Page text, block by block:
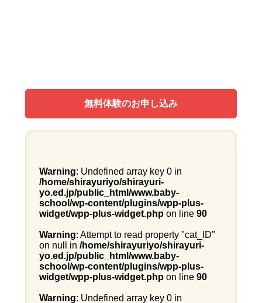
無料体験のお申し込み
Warning: Undefined array key 0 in
/home/shirayuriyo/shirayuri-
yo.ed.jp/public_html/www.baby-
school/wp-content/plugins/wpp-plus-
widget/wpp-plus-widget.phpon line 90
Warning: Attempt to read property "cat_ID"
on null in /home/shirayuriyo/shirayuri-
yo.ed.jp/public_html/www.baby-
school/wp-content/plugins/wpp-plus-
widget/wpp-plus-widget.phpon line 90
Warning: Undefined array key 0 in